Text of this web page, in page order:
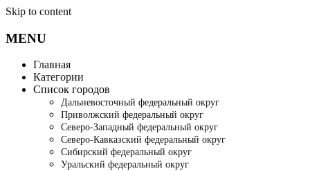
Skip to content
MENU
Главная
Категории
Список городов
Дальневосточный федеральный округ
Приволжский федеральный округ
Северо-Западный федеральный округ
Северо-Кавказский федеральный округ
Сибирский федеральный округ
Уральский федеральный округ